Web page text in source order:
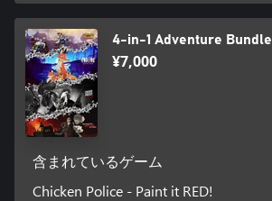
4-in-1 Adventure Bundle
¥7,000
含まれているゲーム
Chicken Police - Paint it RED!